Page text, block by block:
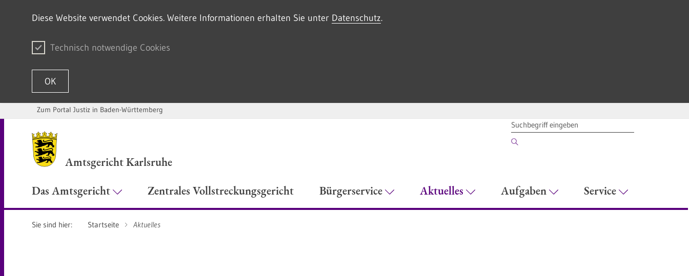
Diese Website verwendet Cookies. Weitere Informationen erhalten Sie unter Datenschutz.
Technisch notwendige Cookies
OK
Zum Inhalt springen
Zum Portal Justiz in Baden-Württemberg
Amtsgericht Karlsruhe
SUCHBEGRIFF
Das Amtsgericht Zentrales Vollstreckungsgericht Bürgerservice Aktuelles Aufgaben Service
Sie sind hier: Startseite Aktuelles